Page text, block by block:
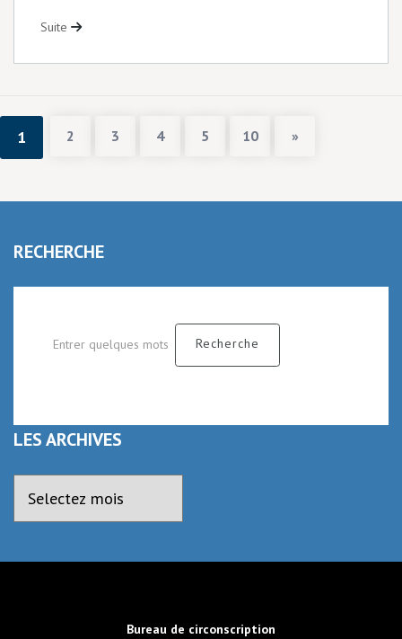
Suite
1 2 3 4 5 10 »
RECHERCHE
LES ARCHIVES
Bureau de circonscription